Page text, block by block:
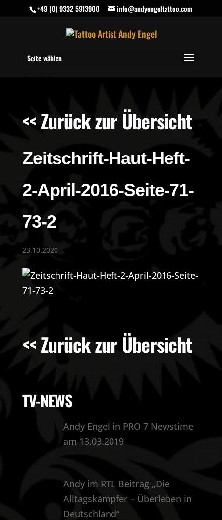
+49 (0) 9332 5913900 info@andyengeltattoo.com
Seite wählen
<< Zurück zur Übersicht
Zeitschrift-Haut-Heft-
2-April-2016-Seite-71-
73-2
23.10.2020
<< Zurück zur Übersicht
TV-NEWS
Andy Engel in PRO 7 Newstime
am 13.03.2019
Andy im RTL Beitrag „Die
Alltagskämpfer – Überleben in
Deutschland“